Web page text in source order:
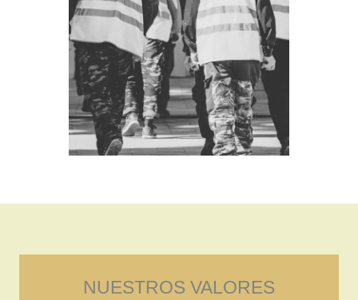
NUESTROS VALORES